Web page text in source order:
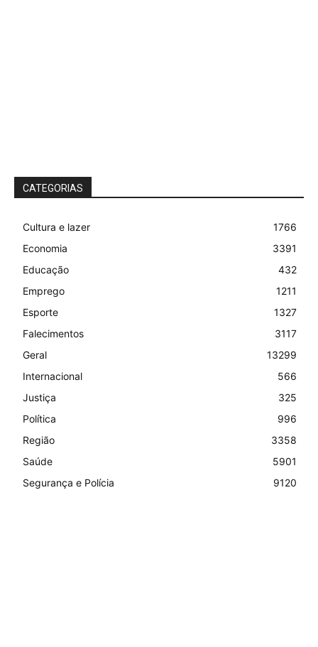
CATEGORIAS
Cultura e lazer
1766
Economia
3391
Educação
432
Emprego
1211
Esporte
1327
Falecimentos
3117
Geral
13299
Internacional
566
Justiça
325
Política
996
Região
3358
Saúde
5901
Segurança e Polícia
9120